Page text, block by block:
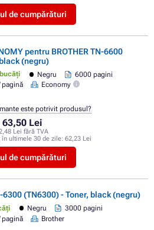
de cumpărături
pentru BROTHER TN-6600
(negru)
Negru
6000 pagini
pagină
Economy
63,50 Lei
Lei fără TVA
ultimele 30 de zile: 62,23 Lei
de cumpărături
este potrivit produsul?
6300 (TN6300) - Toner, black (negru)
Negru
3000 pagini
pagină
Brother